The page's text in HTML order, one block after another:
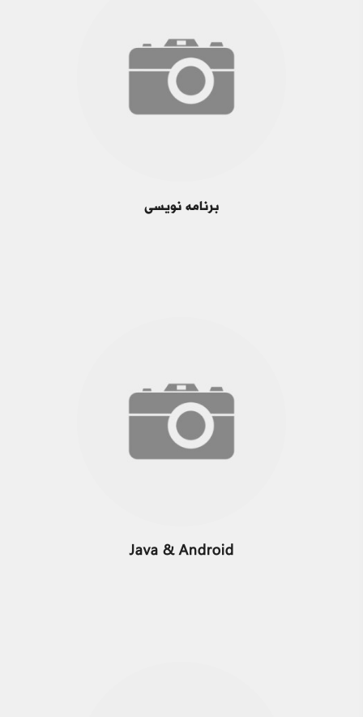
برنامه نویسی
Java & Android